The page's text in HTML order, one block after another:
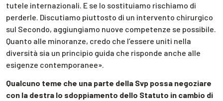
tutele internazionali. E se lo sostituiamo rischiamo di
perderle. Discutiamo piuttosto di un intervento chirurgico
sul Secondo, aggiungiamo nuove competenze se possibile.
Quanto alle minoranze, credo che l’essere uniti nella
diversità sia un principio guida che risponde anche alle
esigenze contemporanee».
Qualcuno teme che una parte della Svp possa negoziare
con la destra lo sdoppiamento dello Statuto in cambio di